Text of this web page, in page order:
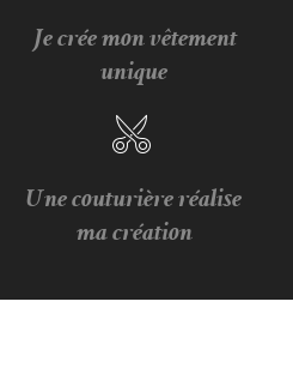
Je crée mon vêtement
unique
Une couturière réalise
ma création